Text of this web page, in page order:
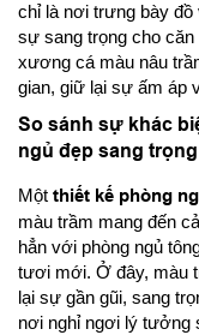
chỉ là nơi trưng bày
sự sang trọng cho căn
xương cá màu nâu
gian, giữ lại sự ấm áp
So sánh sự khác
ngủ đẹp sang trọng
Một thiết kế phòng
màu trầm mang đến
hẳn với phòng ngủ
tươi mới. Ở đây, màu
lại sự gần gũi, sang
nơi nghỉ ngơi lý tưởng